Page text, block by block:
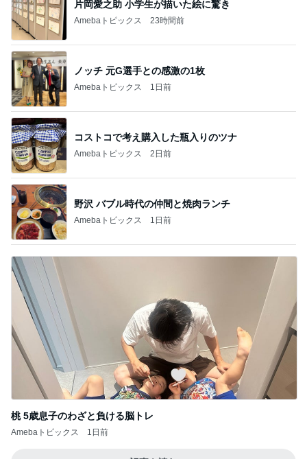
片岡愛之助 小学生が描いた絵に驚き
Amebaトピックス 23時間前
ノッチ 元G選手との感激の1枚
Amebaトピックス 1日前
コストコで考え購入した瓶入りのツナ
Amebaトピックス 2日前
野沢 バブル時代の仲間と焼肉ランチ
Amebaトピックス 1日前
桃 5歳息子のわざと負ける脳トレ
Amebaトピックス 1日前